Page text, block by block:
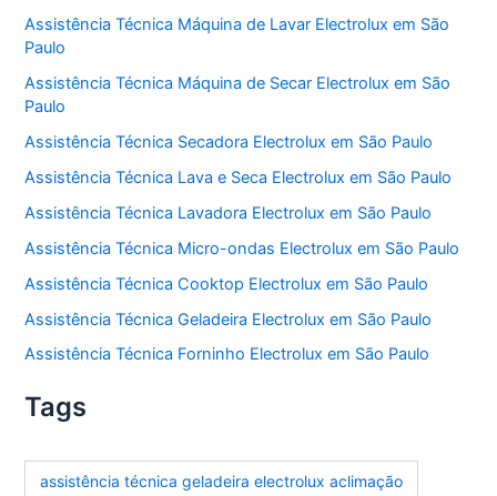
Assistência Técnica Máquina de Lavar Electrolux em São
Paulo
Assistência Técnica Máquina de Secar Electrolux em São
Paulo
Assistência Técnica Secadora Electrolux em São Paulo
Assistência Técnica Lava e Seca Electrolux em São Paulo
Assistência Técnica Lavadora Electrolux em São Paulo
Assistência Técnica Micro-ondas Electrolux em São Paulo
Assistência Técnica Cooktop Electrolux em São Paulo
Assistência Técnica Geladeira Electrolux em São Paulo
Assistência Técnica Forninho Electrolux em São Paulo
Tags
assistência técnica geladeira electrolux aclimação